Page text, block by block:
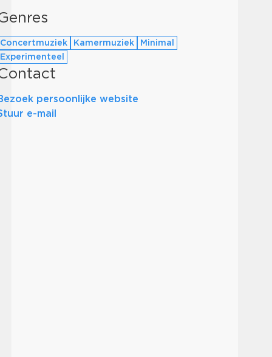
Concertmuziek Kamermuziek
Minimal
Experimenteel
persoonlijke website
e-mail